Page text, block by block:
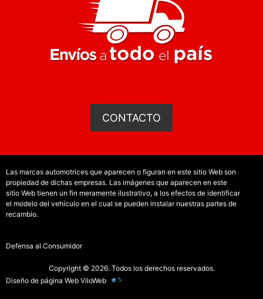
CONTACTO
Las marcas automotrices que aparecen o figuran en este sitio Web son
propiedad de dichas empresas. Las imágenes que aparecen en este
sitio Web tienen un fin meramente ilustrativo, a los efectos de identificar
el modelo del vehículo en el cual se pueden instalar nuestras partes de
recambio.
Defensa al Consumidor
Copyright © 2026. Todos los derechos reservados.
Diseño de página Web ViloWeb